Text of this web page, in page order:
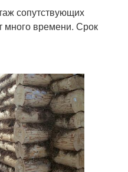
сопутствующих
много времени. Срок